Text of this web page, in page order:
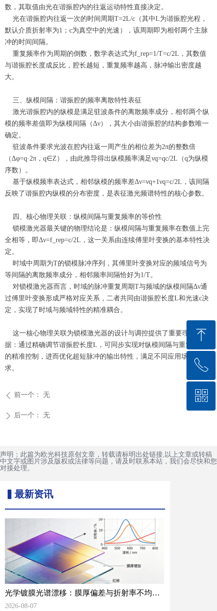
数，其取值由光在谐振腔内的往返运动特性直接决定。
光在谐振腔内往返一次的时间周期T=2L/c（其中L为谐振腔光程，
默认介质折射率为1；c为真空中的光速），该周期即为相邻两个主脉
冲的时间间隔。
重复频率作为周期的倒数，数学表达式为f_rep=1/T=c/2L，其数值
与谐振腔长度成反比，腔长越短，重复频率越高，脉冲输出密度越
大。
三、纵模间隔：谐振腔的频率离散特性表征
激光谐振腔内的纵模是满足驻波条件的离散频率成分，相邻两个纵
模的频率差值即为纵模间隔（Δν），其大小由谐振腔的结构参数唯一
确定。
驻波条件要求光波在腔内往返一周产生的相位差为2π的整数倍
（Δφ=q·2π，q∈Z），由此推导得出纵模频率满足νq=qc/2L（q为纵模
序数）。
基于纵模频率表达式，相邻纵模的频率差Δν=νq+1νq=c/2L，该间隔
反映了谐振腔内纵模的分布密度，是表征激光频谱特性的核心参数。
四、核心物理关联：纵模间隔与重复频率的等价性
锁模激光器最关键的物理结论是：纵模间隔与重复频率在数值上完
全相等，即Δν=f_rep=c/2L，这一关系由连续傅里叶变换的基本特性决
定。
时域中周期为T的锁模脉冲序列，其傅里叶变换对应的频域信号为
等间隔的离散频率成分，相邻频率间隔恰好为1/T。
对锁模激光器而言，时域的脉冲重复周期T与频域的纵模间隔Δν通
过傅里叶变换形成严格对应关系，二者共同由谐振腔长度L和光速c决
定，实现了时域与频域特性的精准耦合。
这一核心物理关联为锁模激光器的设计与调控提供了重要理论依
据：通过精确调节谐振腔长度L，可同步实现对纵模间隔与重复频率
的精准控制，进而优化超短脉冲的输出特性，满足不同应用场景的需
求。
ꄴ 前一个： 无
ꄲ 后一个： 无
▍最新资讯
光学镀膜光谱漂移：膜厚偏差与折射率不均匀
对光谱性能的量化影响
2026-08-07
声明：此篇为欧光科技原创文章，转载请标明出处链接,以上文章或转稿
中文字或图片涉及版权或法律等问题，请及时联系本站，我们会尽快和您
对接处理。
ꁸ
回到顶部
ꂅ
0591-83855102
ꀥ